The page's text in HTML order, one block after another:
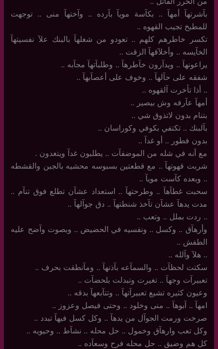
بآشرتهآ أمهآ .. بكآسة مويآ بآرده .. وآختهآ منى .. توجهت
للمطبخ تجيب القهوه ..
تكسر خاطرهم كلهم .. تعودو من شغلهآ بالبنك علآ نفسيتهآ
الخآيسه .. وأخلآقهآ الزقت ..
يراعونهآ .. ويدآرون خآطرهآ .. وطلبآتهآ مجآبه ..
شفقه على حآلهآ .. وخوف على أعصآبهآ ..
..‏ أذا تأخرت آلقهوه ..
أمهآ عآرفه وش بيصير ..
بتنام بدون لاتذوق شي ..
بآلبنك .. تكتفي بكوفي وكوراسان ..
بدون فطور .. أو غدآ ..
مع أنه في شله من الموضفآت .. يطلبون غدآ ويتغدون .
شربت قهوتهآ .. مع قطعتين بسبوسه محشيه بالجبن والقشطه
.. وبعده كآست مويآ ..
سحبت غطآهآ .. وطرحتهآ .. استعداد عشآن تطلع فوق تنآم ..
مدت يدهآ عشآن تآخذ شنطتهآ .. دق جوآلهآ ..
.. ردت بملل .. وتعب ..
وأرهآق .. وكسل .. ونفسيه في الحضيض .. وبصوت وآضح عليه
الطفش ..
..‏ هلآ وآلله ..
سكتت لحظآت .. والسمآعه بآذنهآ .. ومآنطقت بحرف ..
تعبيرآت وجهآ .. تغيرت وتبدلت بلحضآت ..
وعيون كثيره تشيع تعبيرآتهآ .. وتتآبعهآ بدقه ..
امهآ .. آبوهآ .. منى وخلود .. وحتى فيصل وعزوز ..
صرخت ورمت الجوآل من يدهآ .. وكل كسل فيهآ تبدد ..
وكل تعب وارهآق وخمول .. حل محله .. نشآط ‏.. وحيويه ..
كل هم وضيق .. حل محله فرح وسعآده ..